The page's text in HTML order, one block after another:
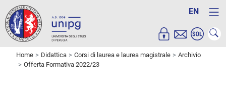
EN
Home Didattica Corsi di laurea e laurea magistrale
Archivio
Offerta Formativa 2022/23